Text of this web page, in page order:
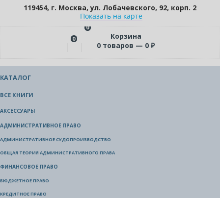
119454, г. Москва, ул. Лобачевского, 92, корп. 2
Показать на карте
0
0
Корзина
0 товаров — 0 ₽
КАТАЛОГ
ВСЕ КНИГИ
АКСЕССУАРЫ
АДМИНИСТРАТИВНОЕ ПРАВО
АДМИНИСТРАТИВНОЕ СУДОПРОИЗВОДСТВО
ОБЩАЯ ТЕОРИЯ АДМИНИСТРАТИВНОГО ПРАВА
ФИНАНСОВОЕ ПРАВО
БЮДЖЕТНОЕ ПРАВО
КРЕДИТНОЕ ПРАВО